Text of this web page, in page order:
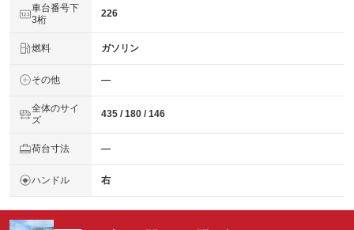
車台番号下
3桁
226
燃料 ガソリン
その他 ―
全体のサイ
ズ
435 / 180 / 146
荷台寸法 ―
ハンドル 右